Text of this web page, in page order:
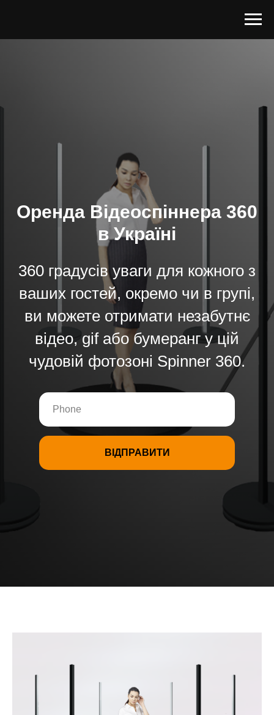
Оренда Відеоспіннера 360
в Україні
360 градусів уваги для кожного з
ваших гостей, окремо чи в групі,
ви можете отримати незабутнє
відео, gif або бумеранг у цій
чудовій фотозоні Spinner 360.
ВІДПРАВИТИ